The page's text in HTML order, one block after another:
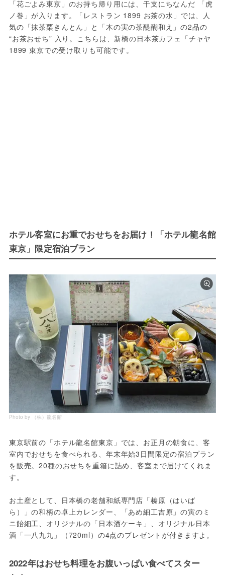
「花ごよみ東京」のお持ち帰り用には、干支にちなんだ 「虎
ノ巻」が入ります。「レストラン 1899 お茶の水」では、人
気の「抹茶栗きんとん」と「木の実の茶醍醐和え」の2品の
“お茶おせち” 入り。こちらは、新橋の日本茶カフェ「チャヤ
1899 東京での受け取りも可能です。
ホテル客室にお重でおせちをお届け！「ホテル龍名館
東京」限定宿泊プラン
Photo by （株）龍名館
東京駅前の「ホテル龍名館東京」では、お正月の朝食に、客
室内でおせちを食べられる、年末年始3日間限定の宿泊プラン
を販売。20種のおせちを重箱に詰め、客室まで届けてくれま
す。
お土産として、日本橋の老舗和紙専門店「榛原（はいば
ら）」の和柄の卓上カレンダー、「あめ細工吉原」の寅のミ
ニ飴細工、オリジナルの「日本酒ケーキ」、オリジナル日本
酒「一八九九」（720ml）の4点のプレゼントが付きますよ。
2022年はおせち料理をお腹いっぱい食べてスター